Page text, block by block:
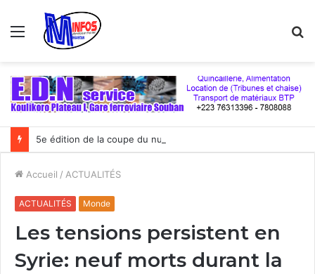
Menu
Accueil / ACTUALITÉS
ACTUALITÉS Monde
Les tensions persistent en
Syrie: neuf morts durant la